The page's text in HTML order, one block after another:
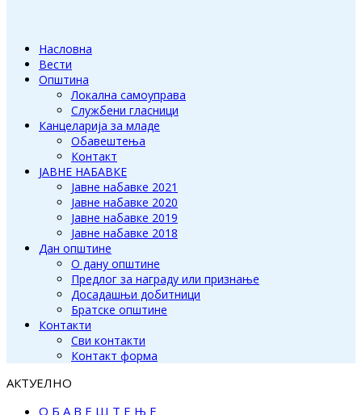
Насловна
Вести
Општина
Локална самоуправа
Службени гласници
Канцеларија за младе
Обавештења
Контакт
ЈАВНЕ НАБАВКЕ
Јавне набавке 2021
Јавне набавке 2020
Јавне набавке 2019
Јавне набавке 2018
Дан општине
О дану општине
Предлог за награду или признање
Досадашњи добитници
Братске општине
Контакти
Сви контакти
Контакт форма
АКТУЕЛНО
О Б А В Е Ш Т Е Њ Е